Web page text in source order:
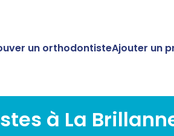
un orthodontisteAjouter un
à La